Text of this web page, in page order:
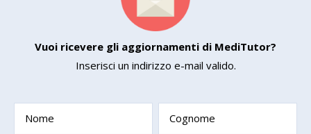
Vuoi ricevere gli aggiornamenti di MediTutor?
Inserisci un indirizzo e-mail valido.
Nome Cognome